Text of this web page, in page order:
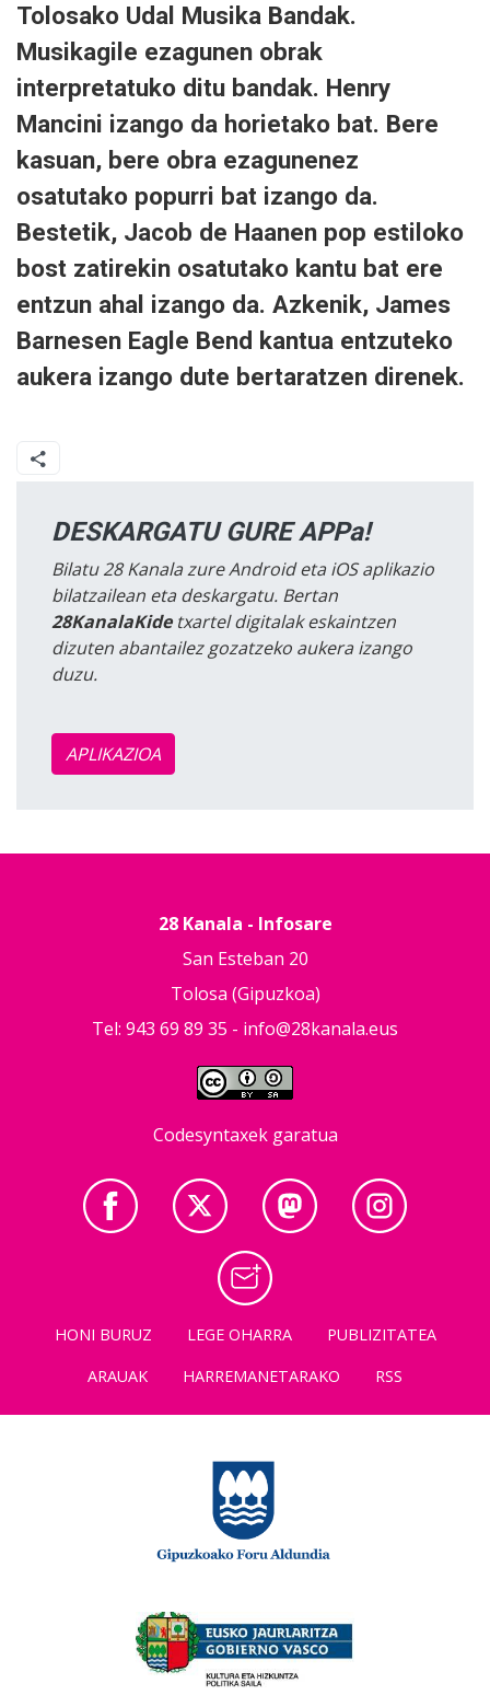
Tolosako Udal Musika Bandak.
Musikagile ezagunen obrak
interpretatuko ditu bandak. Henry
Mancini izango da horietako bat. Bere
kasuan, bere obra ezagunenez
osatutako popurri bat izango da.
Bestetik, Jacob de Haanen pop estiloko
bost zatirekin osatutako kantu bat ere
entzun ahal izango da. Azkenik, James
Barnesen Eagle Bend kantua entzuteko
aukera izango dute bertaratzen direnek.
DESKARGATU GURE APPa!
Bilatu 28 Kanala zure Android eta iOS aplikazio
bilatzailean eta deskargatu. Bertan
28KanalaKidetxartel digitalak eskaintzen
dizuten abantailez gozatzeko aukera izango
duzu.
APLIKAZIOA
28 Kanala - Infosare
San Esteban 20
Tolosa (Gipuzkoa)
Tel: 943 69 89 35 - info@28kanala.eus
Codesyntaxek garatua
HONI BURUZ LEGE OHARRA
PUBLIZITATEA
ARAUAK
HARREMANETARAKO RSS